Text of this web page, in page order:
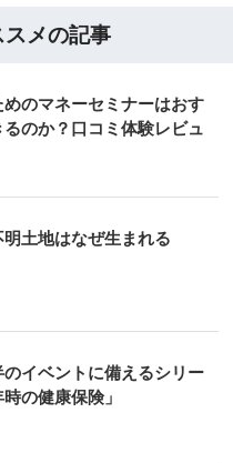
メの記事
めのマネーセミナーはおす
のか？口コミ体験レビュ
明土地はなぜ生まれる
のイベントに備えるシリー
の健康保険」